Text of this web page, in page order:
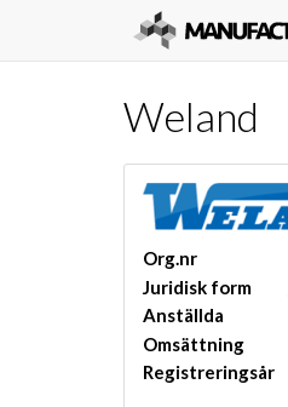
Weland
Org.nr
Juridisk form
Anställda
Omsättning
Registreringsår